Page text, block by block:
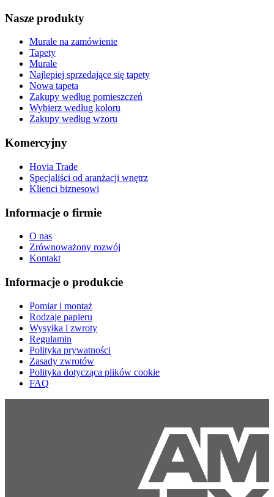
Nasze produkty
Murale na zamówienie
Tapety
Murale
Najlepiej sprzedające się tapety
Nowa tapeta
Zakupy według pomieszczeń
Wybierz według koloru
Zakupy według wzoru
Komercyjny
Hovia Trade
Specjaliści od aranżacji wnętrz
Klienci biznesowi
Informacje o firmie
O nas
Zrównoważony rozwój
Kontakt
Informacje o produkcie
Pomiar i montaż
Rodzaje papieru
Wysyłka i zwroty
Regulamin
Polityka prywatności
Zasady zwrotów
Polityka dotycząca plików cookie
FAQ